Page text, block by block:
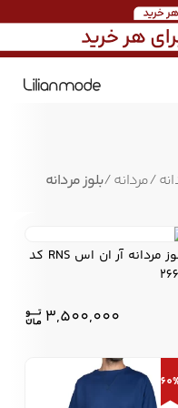
بلوز مردانه
کت مردانه کاپشن و پافر مردانه
/مردانه/بلوز مردانه
بلوز مردانه آر ان اس RNS کد
3,500,000